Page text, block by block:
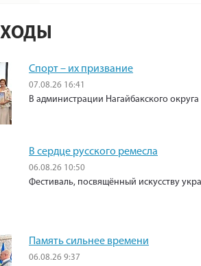
Спорт – их призвание
07.08.26 16:41
В администрации Нагайбакского
В сердце русского ремесла
06.08.26 10:50
Фестиваль, посвящённый искусству
Память сильнее времени
06.08.26 9:37